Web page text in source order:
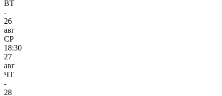
ВТ
-
26
авг
СР
18:30
27
авг
ЧТ
-
28